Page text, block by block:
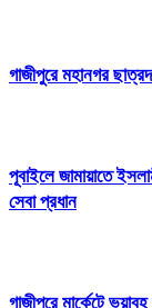
গাজীপুরে মহানগর
পূবাইলে জামায়াতে
সেবা প্রধান
গাজীপুরে মার্কেটে